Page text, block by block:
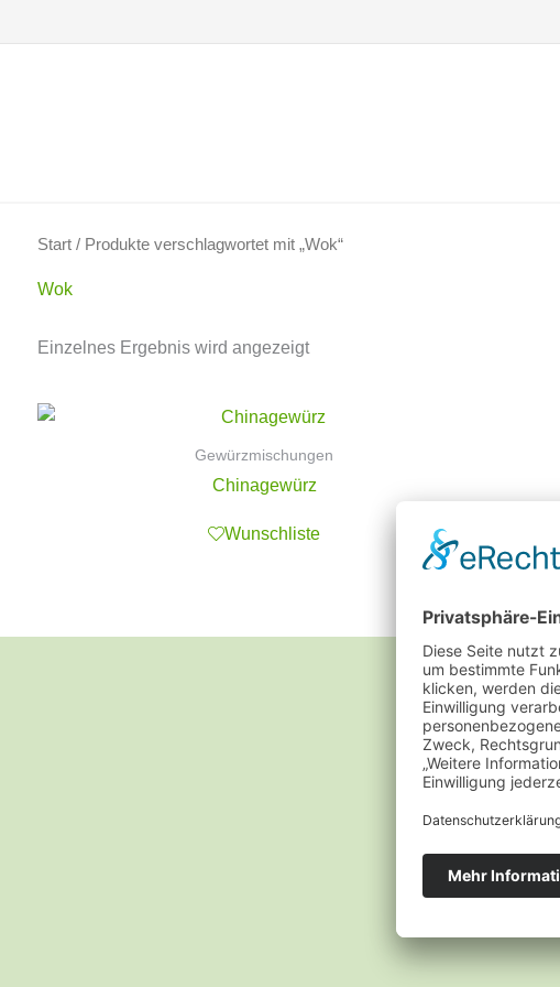
Inhalt
Start / Produkte verschlagwortet mit „Wok“
Wok
Einzelnes Ergebnis wird angezeigt
Gewürzmischungen
Chinagewürz
Wunschliste